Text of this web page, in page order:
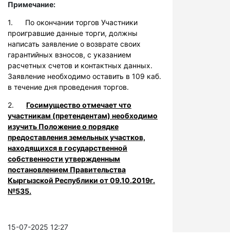
Примечание:
1. По окончании торгов Участники
проигравшие данные торги, должны
написать заявление о возврате своих
гарантийных взносов, с указанием
расчетных счетов и контактных данных.
Заявление необходимо оставить в 109 каб.
в течение дня проведения торгов.
2. Госимущество отмечает что
участникам (претендентам) необходимо
изучить Положение о порядке
предоставления земельных участков,
находящихся в государственной
собственности утвержденным
постановлением Правительства
Кыргызской Республики от 09.10.2019г.
№535.
15-07-2025 12:27